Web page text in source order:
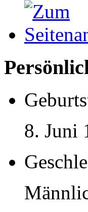
8. Juni